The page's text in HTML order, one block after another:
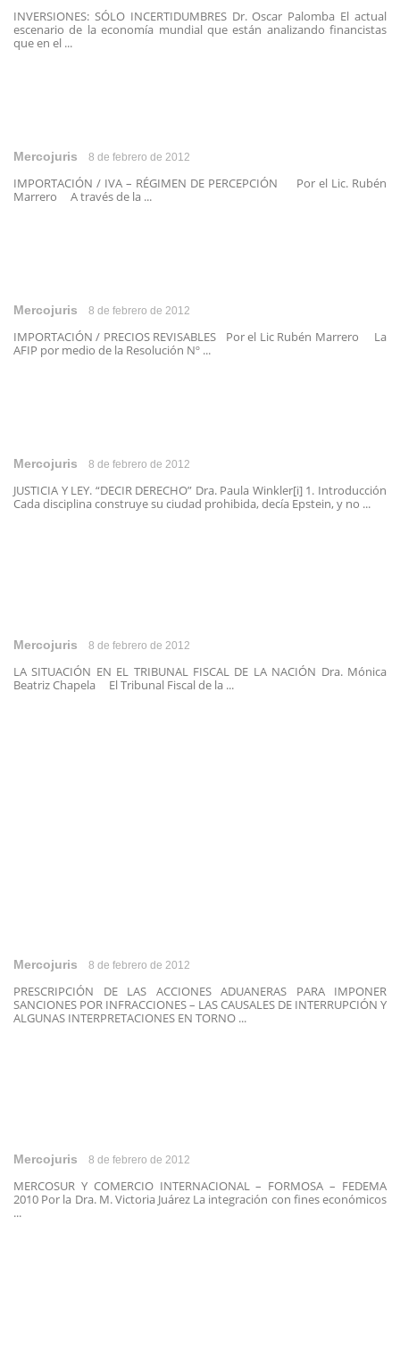
INVERSIONES: SÓLO INCERTIDUMBRES Dr. Oscar Palomba El actual
escenario de la economía mundial que están analizando financistas
que en el ...
Mercojuris 8 de febrero de 2012
IMPORTACIÓN / IVA – RÉGIMEN DE PERCEPCIÓN Por el Lic. Rubén
Marrero A través de la ...
Mercojuris 8 de febrero de 2012
IMPORTACIÓN / PRECIOS REVISABLES Por el Lic Rubén Marrero La
AFIP por medio de la Resolución Nº ...
Mercojuris 8 de febrero de 2012
JUSTICIA Y LEY. “DECIR DERECHO” Dra. Paula Winkler[i] 1. Introducción
Cada disciplina construye su ciudad prohibida, decía Epstein, y no ...
Mercojuris 8 de febrero de 2012
LA SITUACIÓN EN EL TRIBUNAL FISCAL DE LA NACIÓN Dra. Mónica
Beatriz Chapela El Tribunal Fiscal de la ...
Mercojuris 8 de febrero de 2012
PRESCRIPCIÓN DE LAS ACCIONES ADUANERAS PARA IMPONER
SANCIONES POR INFRACCIONES – LAS CAUSALES DE INTERRUPCIÓN Y
ALGUNAS INTERPRETACIONES EN TORNO ...
Mercojuris 8 de febrero de 2012
MERCOSUR Y COMERCIO INTERNACIONAL – FORMOSA – FEDEMA
2010 Por la Dra. M. Victoria Juárez La integración con fines económicos
...